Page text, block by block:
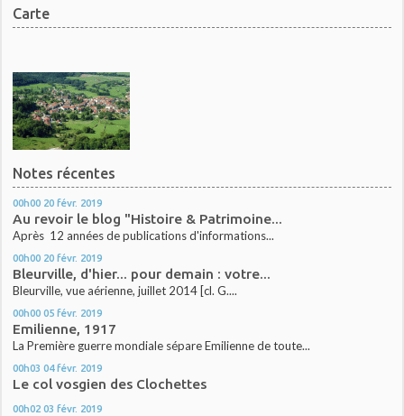
Carte
Notes récentes
00h00 20 févr. 2019
Au revoir le blog "Histoire & Patrimoine...
Après 12 années de publications d'informations...
00h00 20 févr. 2019
Bleurville, d'hier... pour demain : votre...
Bleurville, vue aérienne, juillet 2014 [cl. G....
00h00 05 févr. 2019
Emilienne, 1917
La Première guerre mondiale sépare Emilienne de toute...
00h03 04 févr. 2019
Le col vosgien des Clochettes
00h02 03 févr. 2019